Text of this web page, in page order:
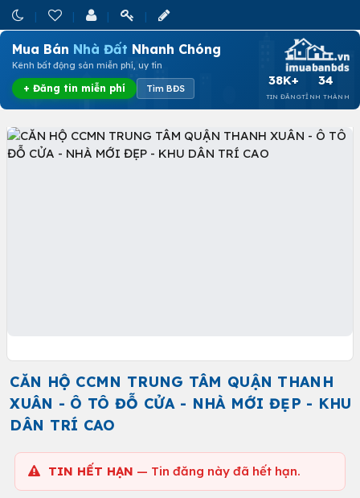
Mua Bán Nhà Đất Nhanh Chóng
Kênh bất động sản miễn phí, uy tín
+ Đăng tin miễn phí Tìm BĐS
38K+
TIN ĐĂNG
34
TỈNH THÀNH
CĂN HỘ CCMN TRUNG TÂM QUẬN THANH
XUÂN - Ô TÔ ĐỖ CỬA - NHÀ MỚI ĐẸP - KHU
DÂN TRÍ CAO
TIN HẾT HẠN — Tin đăng này đã hết hạn.